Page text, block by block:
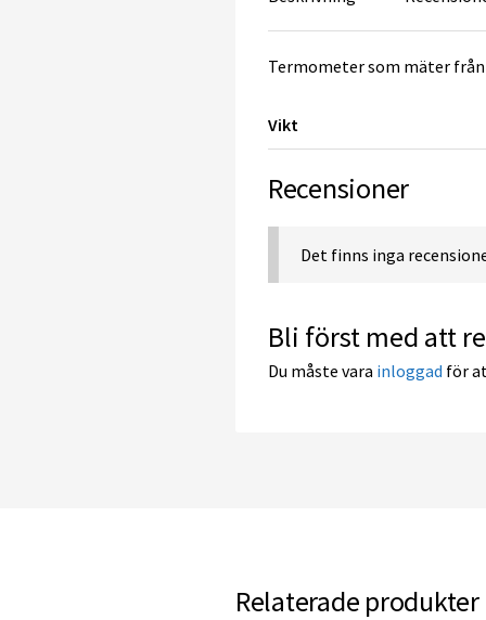
Termometer som mäter
Vikt
Recensioner
Det finns inga
Bli först med att
Du måste vara inloggad för
Relaterade produkter